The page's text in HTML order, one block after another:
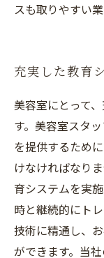
スも取りやすい
充実した教育
美容室にとって
す。美容室スタ
を提供するため
けなければなり
育システムを実
時と継続的にト
技術に精通し、
ができます。当